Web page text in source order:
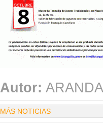
Autor:
MÁS NOTICIAS